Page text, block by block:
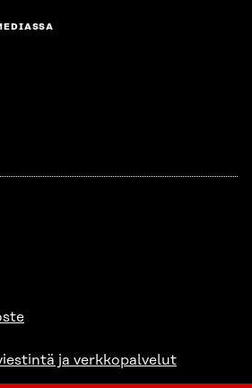
ja verkkopalvelut